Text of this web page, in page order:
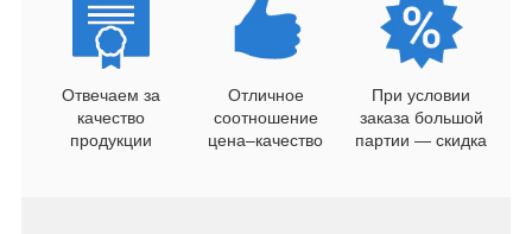
Отвечаем за
качество
продукции
Отличное
соотношение
цена–качество
При условии
заказа большой
партии — скидка